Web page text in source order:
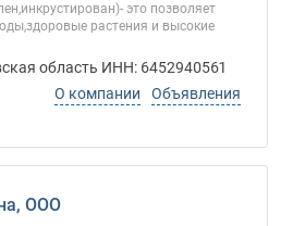
это позволяет
растения и высокие
область ИНН: 6452940561
О компании
Объявления
ООО